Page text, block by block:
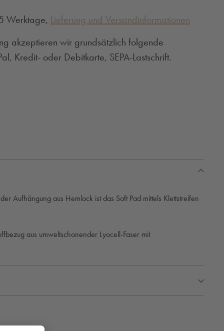
Werktage, Lieferung und Versandinformationen
akzeptieren wir grundsätzlich folgende
Kredit- oder Debitkarte, SEPA-Lastschrift.
Aufhängung aus Hemlock ist das Soft Pad mittels Klettstreifen
aus umweltschonender Lyocell-Faser mit